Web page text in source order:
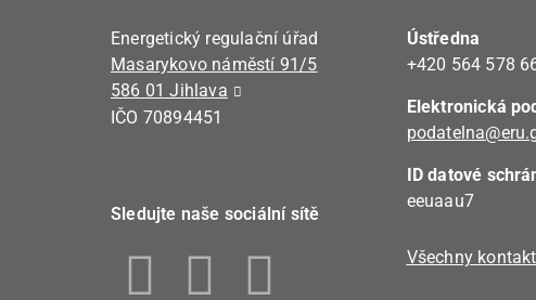
Energetický regulační úřad
Masarykovo náměstí 91/5
586 01 Jihlava
IČO 70894451
Sledujte naše sociální sítě
Ústředna
+420 564 578
Elektronická
ID datové
eeuaau7
Všechny